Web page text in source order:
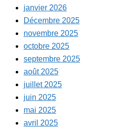
janvier 2026
Décembre 2025
novembre 2025
octobre 2025
septembre 2025
août 2025
juillet 2025
juin 2025
mai 2025
avril 2025